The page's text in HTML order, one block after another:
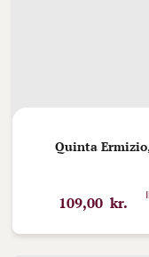
Quinta Ermizio,
109,00 kr.